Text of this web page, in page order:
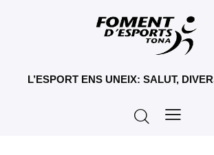
L’ESPORT ENS UNEIX: SALUT,